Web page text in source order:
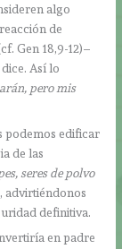
algo
de
Gen 18,9-12)–
Así lo
pero mis
podemos edificar
de las
seres de polvo
advirtiéndonos
definitiva.
en padre